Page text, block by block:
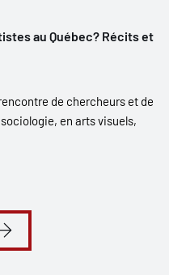
au Québec? Récits et
de chercheurs et de
en arts visuels,